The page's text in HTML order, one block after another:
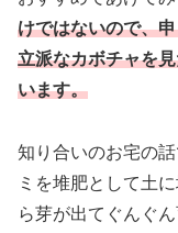
けではないので、
立派なカボチャを
います。
知り合いのお宅の
ミを堆肥として土
ら芽が出てぐんぐ